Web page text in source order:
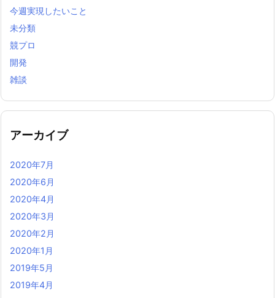
今週実現したいこと
未分類
競プロ
開発
雑談
アーカイブ
2020年7月
2020年6月
2020年4月
2020年3月
2020年2月
2020年1月
2019年5月
2019年4月